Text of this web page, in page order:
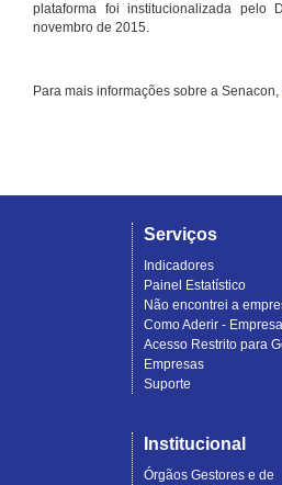
plataforma foi institucionalizada pelo
novembro de 2015.
Para mais informações sobre a Senacon,
Serviços
Indicadores
Painel Estatístico
Não encontrei a
Como Aderir -
Acesso Restrito para
Empresas
Suporte
Institucional
Órgãos Gestores e de